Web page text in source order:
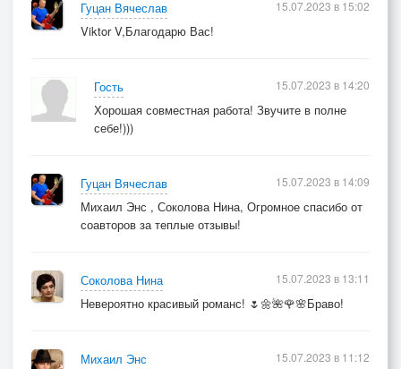
Гуцан Вячеслав
Viktor V,Благодарю Вас!
15.07.2023 в 15:02
Гость
Хорошая совместная работа! Звучите в полне
себе!)))
15.07.2023 в 14:20
Гуцан Вячеслав
Михаил Энс , Соколова Нина, Огромное спасибо от
соавторов за теплые отзывы!
15.07.2023 в 14:09
Соколова Нина
Невероятно красивый романс! 🌷🌼🌺🌹🌸Браво!
15.07.2023 в 13:11
Михаил Энс
15.07.2023 в 11:12